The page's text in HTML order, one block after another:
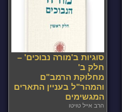
סוגיות ב'מורה נבוכים' –
חלק ב'
מחלוקת הרמב"ם
והמהר"ל בעניין התארים
המגשימים
הרב אייל טויטו